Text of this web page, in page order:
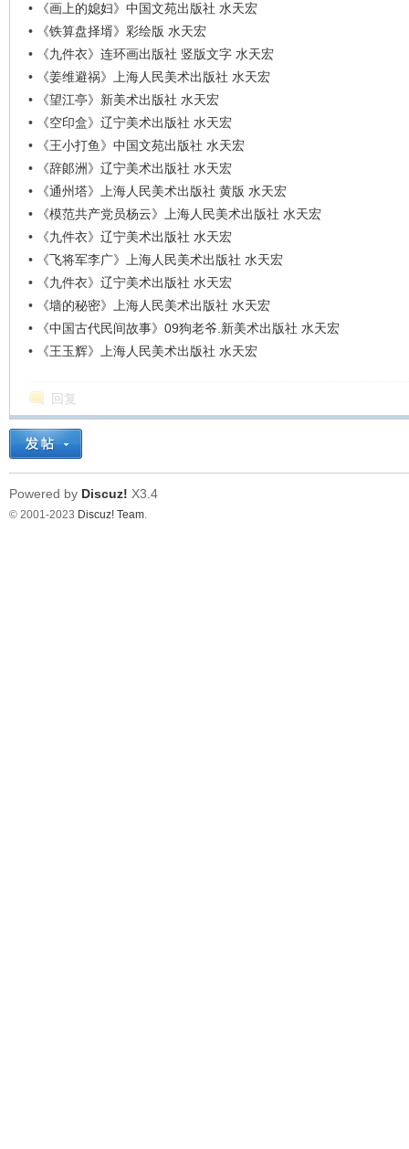
•
《画上的媳妇》中国文苑出版社 水天宏
•
《铁算盘择壻》彩绘版 水天宏
•
《九件衣》连环画出版社 竖版文字 水天宏
•
《姜维避祸》上海人民美术出版社 水天宏
•
《望江亭》新美术出版社 水天宏
•
《空印盒》辽宁美术出版社 水天宏
•
《王小打鱼》中国文苑出版社 水天宏
•
《辞郞洲》辽宁美术出版社 水天宏
•
《通州塔》上海人民美术出版社 黄版 水天宏
•
《模范共产党员杨云》上海人民美术出版社 水天宏
•
《九件衣》辽宁美术出版社 水天宏
•
《飞将军李广》上海人民美术出版社 水天宏
•
《九件衣》辽宁美术出版社 水天宏
•
《墙的秘密》上海人民美术出版社 水天宏
•
《中国古代民间故事》09狗老爷.新美术出版社 水天宏
•
《王玉辉》上海人民美术出版社 水天宏
回复
Powered by Discuz! X3.4
© 2001-2023 Discuz! Team.